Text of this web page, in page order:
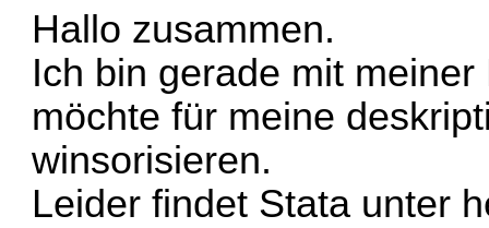
Hallo zusammen.
Ich bin gerade mit
möchte für meine
winsorisieren.
Leider findet Stata unter